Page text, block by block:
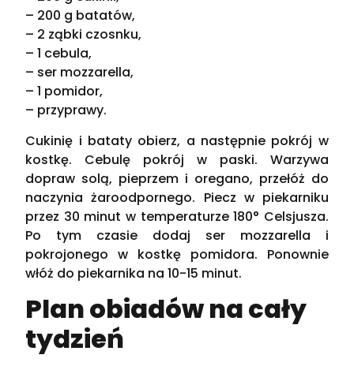
– 200 g batatów,
– 2 ząbki czosnku,
– 1 cebula,
– ser mozzarella,
– 1 pomidor,
– przyprawy.
Cukinię i bataty obierz, a następnie pokrój w
kostkę. Cebulę pokrój w paski. Warzywa
dopraw solą, pieprzem i oregano, przełóż do
naczynia żaroodpornego. Piecz w piekarniku
przez 30 minut w temperaturze 180° Celsjusza.
Po tym czasie dodaj ser mozzarella i
pokrojonego w kostkę pomidora. Ponownie
włóż do piekarnika na 10-15 minut.
Plan obiadów na cały
tydzień